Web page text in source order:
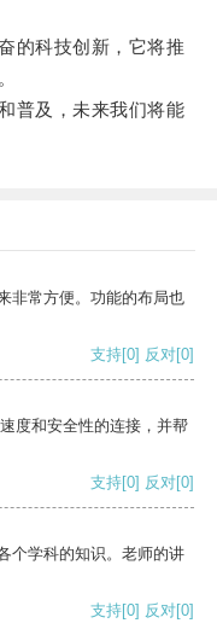
科技创新，它将推
及，未来我们将能
非常方便。功能的布局也
支持[0] 反对[0]
度和安全性的连接，并帮
支持[0] 反对[0]
个学科的知识。老师的讲
支持[0] 反对[0]